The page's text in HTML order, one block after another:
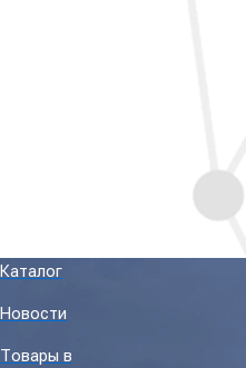
Каталог
Новости
Товары в